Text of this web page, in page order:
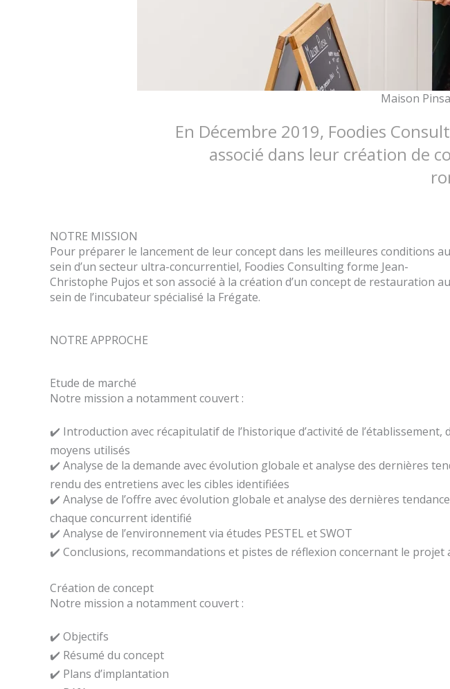
Maison
En Décembre 2019, Foodies
associé dans leur création de
NOTRE MISSION
Pour préparer le lancement de leur concept dans les meilleures conditions au
sein d’un secteur ultra-concurrentiel, Foodies Consulting forme Jean-
Christophe Pujos et son associé à la création d’un concept de restauration au
sein de l’incubateur spécialisé la Frégate.
NOTRE APPROCHE
Etude de marché
Notre mission a notamment couvert :
✔️ Introduction avec récapitulatif de l’historique d’activité de
moyens utilisés
✔️ Analyse de la demande avec évolution globale et analyse des dernières
rendu des entretiens avec les cibles identifiées
✔️ Analyse de l’offre avec évolution globale et analyse des dernières
chaque concurrent identifié
✔️ Analyse de l’environnement via études PESTEL et SWOT
✔️ Conclusions, recommandations et pistes de réflexion concernant le projet
Création de concept
Notre mission a notamment couvert :
✔️ Objectifs
✔️ Résumé du concept
✔️ Plans d’implantation